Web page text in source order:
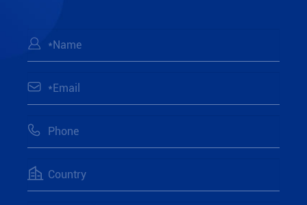



